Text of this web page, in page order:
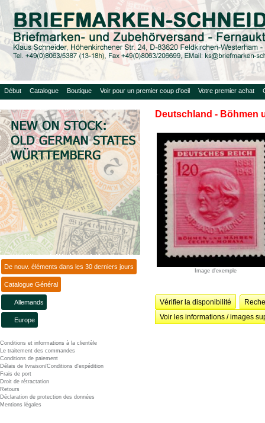
Début Catalogue Boutique Voir pour un premier coup d'oeil Votre premier achat
De nouv. éléments dans les 30 derniers jours
Catalogue Général
Allemands
Europe
Conditions et informations à la clientèle
Le traitement des commandes
Conditions de paiement
Délais de livraison/Conditions d'expédition
Frais de port
Droit de rétractation
Retours
Déclaration de protection des données
Mentions légales
Deutschland - Böhmen
Image d'exemple
Vérifier la disponibilité
Voir les informations / images